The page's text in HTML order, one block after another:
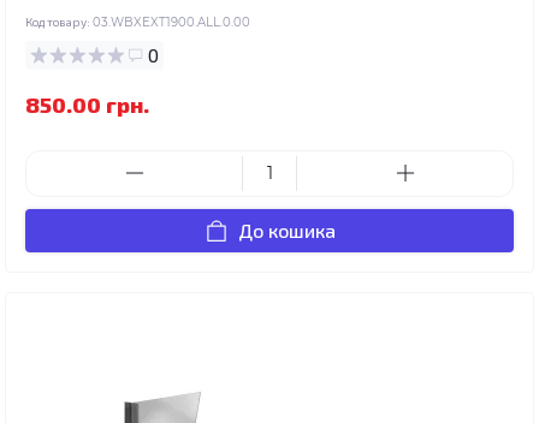
Код товару: 03.WBXEXT1900.ALL.0.00
0
850.00 грн.
До кошика